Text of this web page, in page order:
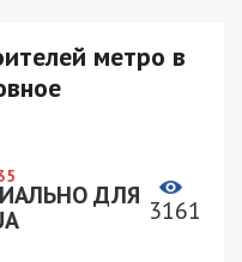
метро в
ДЛЯ 3161